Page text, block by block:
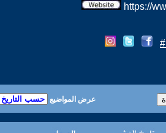
عرض المواضيع